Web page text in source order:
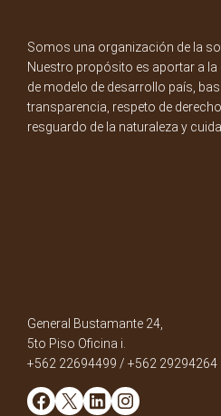
Somos una organización de la
Nuestro propósito es aportar a
de modelo de desarrollo país,
transparencia, respeto de
resguardo de la naturaleza y
General Bustamante 24,
5to Piso Oficina i.
+562 22694499 / +562 29294264